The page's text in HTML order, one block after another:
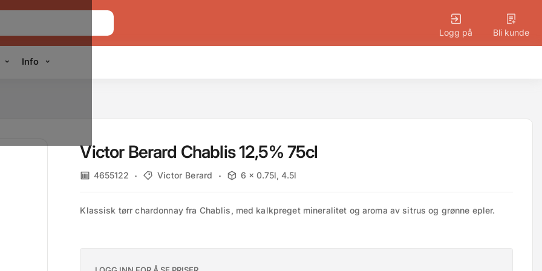
Logg på Bli kunde
Info
Victor Berard Chablis 12,5% 75cl
4655122 Victor Berard 6 x 0.75l, 4.5l
Klassisk tørr chardonnay fra Chablis, med kalkpreget mineralitet og aroma av sitrus og grønne epler.